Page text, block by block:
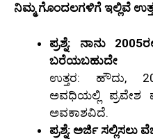
ನಿಮ್ಮ ಗೊಂದಲಗಳಿಗೆ ಇಲ್ಲಿವೆ
ಪ್ರಶ್ನೆ: ನಾನು
ಬರೆಯಬಹುದೇ
ಉತ್ತರ: ಹೌದು,
ಅವಧಿಯಲ್ಲಿ ಪ್ರವೇಶ
ಅವಕಾಶವಿದೆ.
ಪ್ರಶ್ನೆ: ಅರ್ಜಿ ಸಲ್ಲಿಸಲು